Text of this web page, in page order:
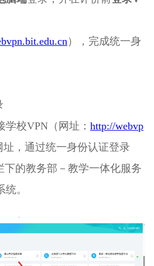
），完成统一身
校VPN（网址： http://webvp
址，通过统一身份认证登录
下的教务部－教学一体化服务
。